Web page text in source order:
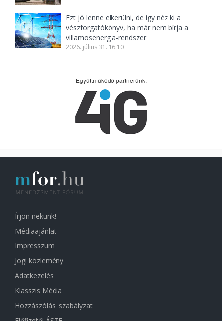
Ezt jó lenne elkerülni, de így néz ki a
vészforgatókönyv, ha már nem bírja a
villamosenergia-rendszer
2026. július 31. 16:10
Együttműködő partnerünk:
Írjon nekünk!
Médiaajánlat
Impresszum
Jogi közlemény
Adatkezelés
Klasszis Média
Hozzászólási szabályzat